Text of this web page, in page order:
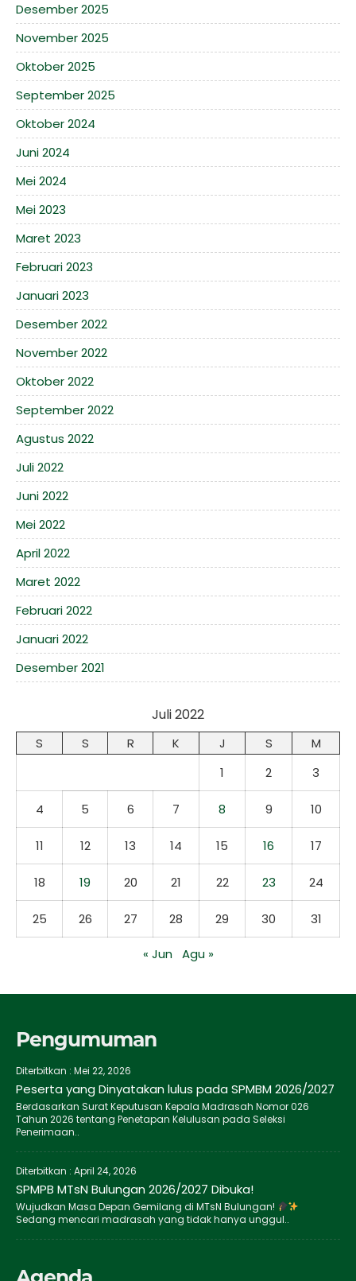
Desember 2025
November 2025
Oktober 2025
September 2025
Oktober 2024
Juni 2024
Mei 2024
Mei 2023
Maret 2023
Februari 2023
Januari 2023
Desember 2022
November 2022
Oktober 2022
September 2022
Agustus 2022
Juli 2022
Juni 2022
Mei 2022
April 2022
Maret 2022
Februari 2022
Januari 2022
Desember 2021
Juli 2022
S S R K J S
M
1
2 3
4 5 6 7 8 9 10
11 12 13 14 15 16 17
18 19 20 21 22 23 24
25 26 27 28 29 30 31
« Jun Agu »
Pengumuman
Diterbitkan : Mei 22, 2026
Peserta yang Dinyatakan lulus pada SPMBM 2026/2027
Berdasarkan Surat Keputusan Kepala Madrasah Nomor 026
Tahun 2026 tentang Penetapan Kelulusan pada Seleksi
Penerimaan..
Diterbitkan : April 24, 2026
SPMPB MTsN Bulungan 2026/2027 Dibuka!
Wujudkan Masa Depan Gemilang di MTsN Bulungan!
Sedang mencari madrasah yang tidak hanya unggul..